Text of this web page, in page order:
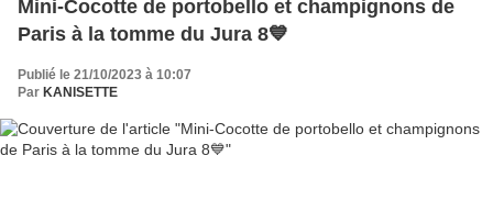
Mini-Cocotte de portobello et champignons de
Paris à la tomme du Jura 8💙
Publié le 21/10/2023 à 10:07
Par KANISETTE